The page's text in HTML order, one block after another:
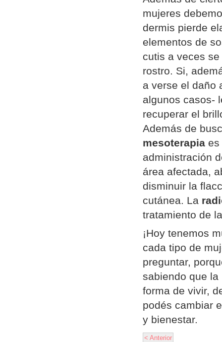
mujeres
dermis pierde
elementos de
cutis a veces
rostro. Si,
a verse el daño
algunos casos-
recuperar el
Además de
mesoterapia
administración
área afectada,
disminuir la
cutánea. La
tratamiento de
¡Hoy tenemos
cada tipo de
preguntar,
sabiendo que
forma de vivir,
podés cambiar
y bienestar.
< Anterior